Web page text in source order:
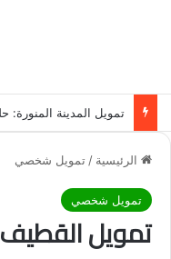
الرئيسية / تمويل شخصي
تمويل شخصي
تمويل القطيف